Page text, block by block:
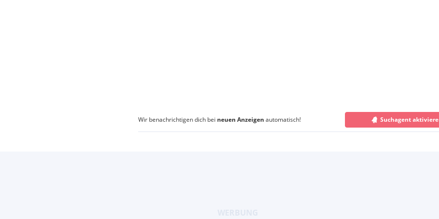
Wir benachrichtigen dich bei neuen Anzeigen automatisch! Suchagent